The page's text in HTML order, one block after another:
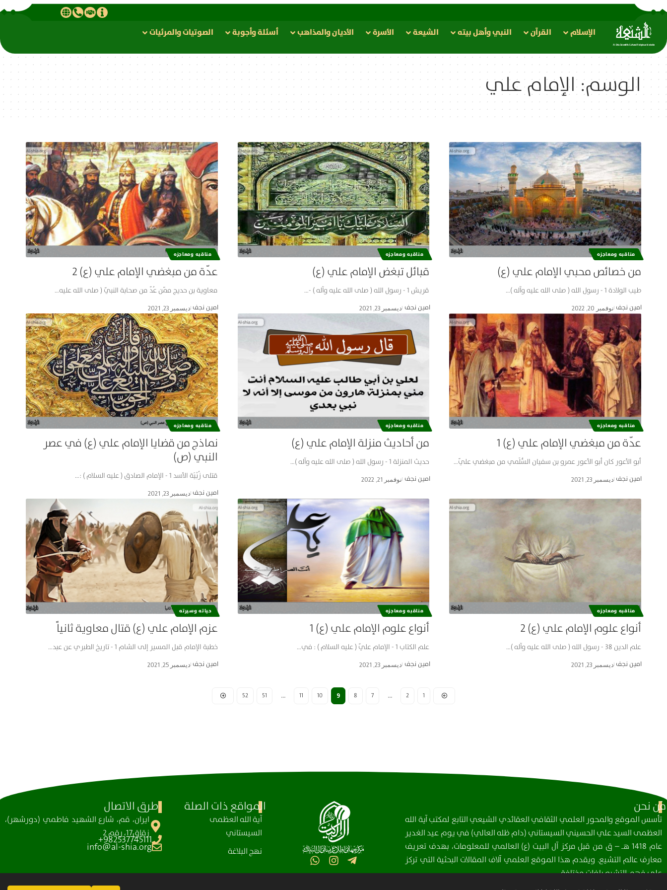
الإسلام القرآن النبي وأهل بيته الشيعة الأسرة الأدیان والمذاهب أسئلة وأجوبة الصوتیات والمرئیات
الوسم:الإمام علي
مناقبه ومعاجزه
من خصائص محبي الإمام علي (ع)
طيب الولادة 1 - رسول الله ( صلى الله عليه وآله )…
امین نجف نوفمبر 20, 2022
مناقبه ومعاجزه
قبائل تبغض الإمام علي (ع)
قريش 1 - رسول الله ( صلى الله عليه وآله ) -…
امین نجف ديسمبر 23, 2021
مناقبه ومعاجزه
عدّة من مبغضي الإمام علي (ع) 2
معاوية بن حديج ممّن عُدّ من صحابة النبيّ ( صلى الله عليه…
امین نجف ديسمبر 23, 2021
مناقبه ومعاجزه
عدّة من مبغضي الإمام علي (ع) 1
أبو الأعور كان أبو الأعور عمرو بن سفيان السُّلَمي من مبغضي عليّ…
امین نجف ديسمبر 23, 2021
مناقبه ومعاجزه
من أحاديث منزلة الإمام علي (ع)
حديث المنزلة 1 - رسول الله ( صلى الله عليه وآله )…
امین نجف نوفمبر 21, 2022
مناقبه ومعاجزه
نماذج من قضايا الإمام علي (ع) في عصر
النبي (ص)
قتلى زُبْيَة الأسد 1 - الإمام الصادق ( عليه السلام ) :…
امین نجف ديسمبر 23, 2021
مناقبه ومعاجزه
أنواع علوم الإمام علي (ع) 2
علم الدين 38 - رسول الله ( صلى الله عليه وآله )…
امین نجف ديسمبر 23, 2021
مناقبه ومعاجزه
أنواع علوم الإمام علي (ع) 1
علم الكتاب 1 - الإمام عليّ ( عليه السلام ) : في…
امین نجف ديسمبر 23, 2021
حياته وسيرته
عزم الإمام علي (ع) قتال معاوية ثانياً
خطبة الإمام قبل المسير إلى الشام 1 - تاريخ الطبري عن عبد…
امین نجف ديسمبر 25, 2021
1
2
…
7
8
9
10
11
…
51
52
مَن نحن
تأسس الموقع والمحور العلمي الثقافي العقائدي الشيعي التابع لمكتب آية الله
العظمى السيد علي الحسيني السيستاني (دام ظله العالي) في يوم عيد الغدير
عام 1418 هـ – ق من قبل مركز آل البيت (ع) العالمي للمعلومات، بهدف تعريف
معارف عالم التشيع. ويقدم هذا الموقع العلمي آلاف المقالات البحثية التي تركز
على فهم التشيع بلغات مختلفة.
المواقع ذات الصلة
آیة الله العظمی
السيستاني
نهج البلاغة
طرق الاتصال
ايران، قم، شارع الشهيد فاطمي (دورشهر)،
زقاق17، رقم 2
982537745111+
info@al-shia.org